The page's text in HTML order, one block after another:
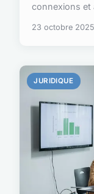
connexions et
23 octobre 2025
JURIDIQUE